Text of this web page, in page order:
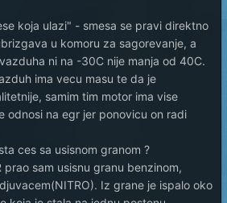
koja ulazi" - smesa se pravi direktno
u komoru za sagorevanje, a
ni na -30C nije manja od 40C.
ima vecu masu te da je
samim tim motor ima vise
odnosi na egr jer ponovicu on radi
ces sa usisnom granom ?
prao sam usisnu granu benzinom,
Iz grane je ispalo oko